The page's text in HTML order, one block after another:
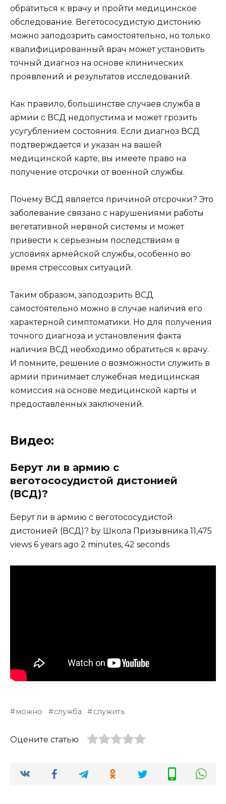
обратиться к врачу и пройти медицинское
обследование. Вегетососудистую дистонию
можно заподозрить самостоятельно, но только
квалифицированный врач может установить
точный диагноз на основе клинических
проявлений и результатов исследований.
Как правило, большинстве случаев служба в
армии с ВСД недопустима и может грозить
усугублением состояния. Если диагноз ВСД
подтверждается и указан на вашей
медицинской карте, вы имеете право на
получение отсрочки от военной службы.
Почему ВСД является причиной отсрочки? Это
заболевание связано с нарушениями работы
вегетативной нервной системы и может
привести к серьезным последствиям в
условиях армейской службы, особенно во
время стрессовых ситуаций.
Таким образом, заподозрить ВСД
самостоятельно можно в случае наличия его
характерной симптоматики. Но для получения
точного диагноза и установления факта
наличия ВСД необходимо обратиться к врачу.
И помните, решение о возможности служить в
армии принимает служебная медицинская
комиссия на основе медицинской карты и
предоставленных заключений.
Видео:
Берут ли в армию с
веготососудистой дистонией
(ВСД)?
Берут ли в армию с веготососудистой
дистонией (ВСД)? by Школа Призывника 11,475
views 6 years ago 2 minutes, 42 seconds
можно служба служить
Оцените статью